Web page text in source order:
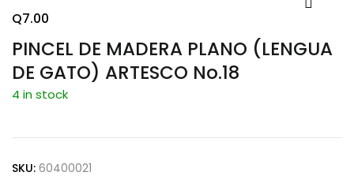
PINCEL DE MADERA PLANO (LENGUA
DE GATO) ARTESCO No.18
Q7.00
4 in stock
SKU: 60400021